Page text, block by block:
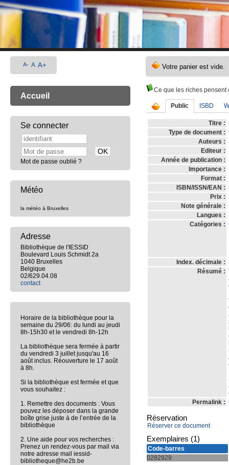
Ce que les riches pensent
Public ISBD
Titre :
Type de document :
Auteurs :
Editeur :
Année de publication :
Importance :
Format :
ISBN/ISSN/EAN :
Prix :
Note générale :
Langues :
Catégories :
Index. décimale :
Résumé :
Permalink :
Réservation
Réserver ce document
Exemplaires (1)
Code-barres
0282929
A- A A+
Accueil
Se connecter
Mot de passe oublié ?
Météo
la météo à Bruxelles
Adresse
Bibliothèque de l'IESSID
Boulevard Louis Schmidt 2a
1040 Bruxelles
Belgique
02/629.04.08
contact
Horaire de la bibliothèque pour la
semaine du 29/06: du lundi au jeudi
8h-15h30 et le vendredi 8h-12h
La bibliothèque sera fermée à partir
du vendredi 3 juillet jusqu'au 16
août inclus. Réouverture le 17 août
à 8h.
Si la bibliothèque est fermée et que
vous souhaitez :
1. Remettre des documents : Vous
pouvez les déposer dans la grande
boîte grise juste à de l’entrée de la
bibliothèque
2. Une aide pour vos recherches :
Prenez un rendez-vous par mail via
notre adresse mail iessid-
bibliotheque@he2b.be